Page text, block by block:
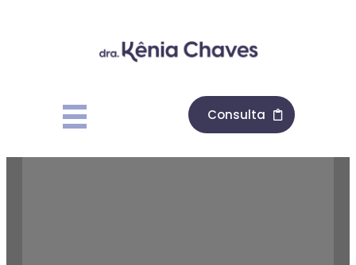
Consulta